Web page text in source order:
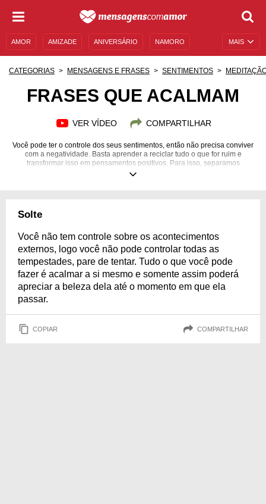
MAIS
AMOR AMIZADE ANIVERSÁRIO NAMORO
CATEGORIAS MENSAGENS E FRASES SENTIMENTOS
FRASES QUE ACALMAM
VER VÍDEO COMPARTILHAR
Você pode ter o controle dos seus sentimentos, então não precisa conviver
com a negatividade. Basta aprender a reciclar tudo o que for ruim e
transformar isso em pensamentos positivos. Para isso, separamos
algumas frases para você se inspirar e tornar a sua vida mais equilibrada.
Solte
Você não tem controle sobre os acontecimentos
externos, logo você não pode controlar todas as
tempestades, pare de tentar. Tudo o que você pode
fazer é acalmar a si mesmo e somente assim poderá
apreciar a beleza dela até o momento em que ela
passar.
COPIAR COMPARTILHAR